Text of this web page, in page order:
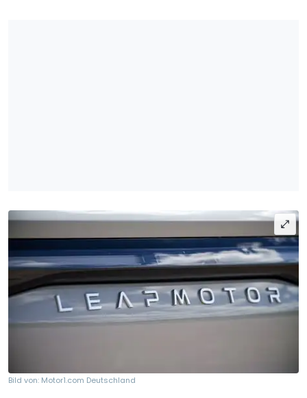
Bild von: Motor1.com Deutschland